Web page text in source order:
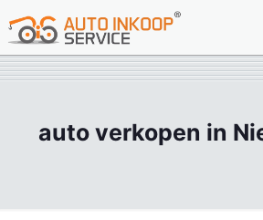
auto verkopen in